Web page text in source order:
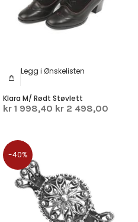
Legg i Ønskelisten
Klara M/ Rødt Støvlett
kr 1 998,40 kr 2 498,00
-40%